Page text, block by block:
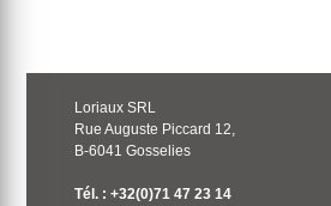
Loriaux SRL
Rue Auguste Piccard 12,
B-6041 Gosselies
Tél. : +32(0)71 47 23 14